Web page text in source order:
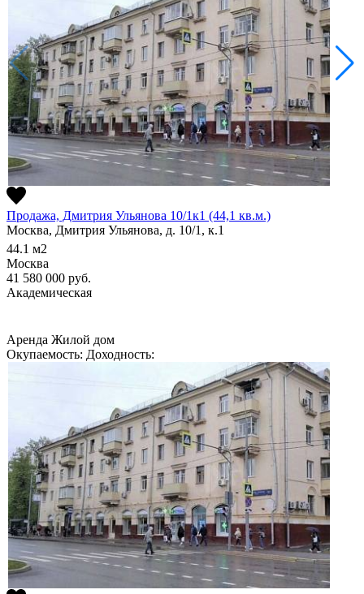
Продажа, Дмитрия Ульянова 10/1к1 (44,1 кв.м.)
Москва, Дмитрия Ульянова, д. 10/1, к.1
44.1 м2
Москва
41 580 000 руб.
Академическая
Аренда Жилой дом
Окупаемость: Доходность: